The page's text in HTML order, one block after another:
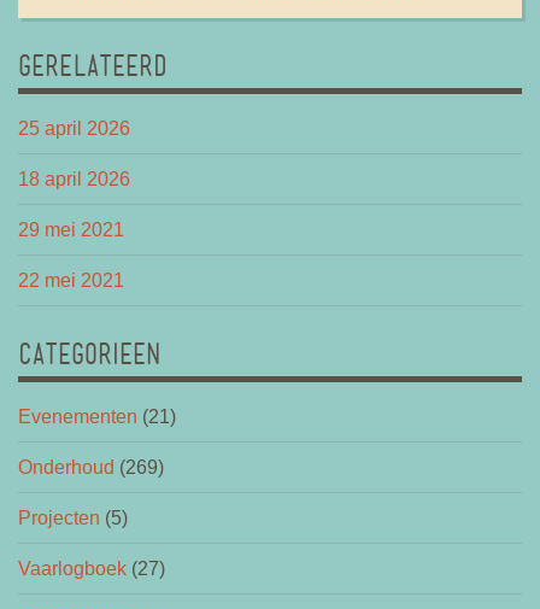
GERELATEERD
25 april 2026
18 april 2026
29 mei 2021
22 mei 2021
CATEGORIEEN
Evenementen (21)
Onderhoud (269)
Projecten (5)
Vaarlogboek (27)